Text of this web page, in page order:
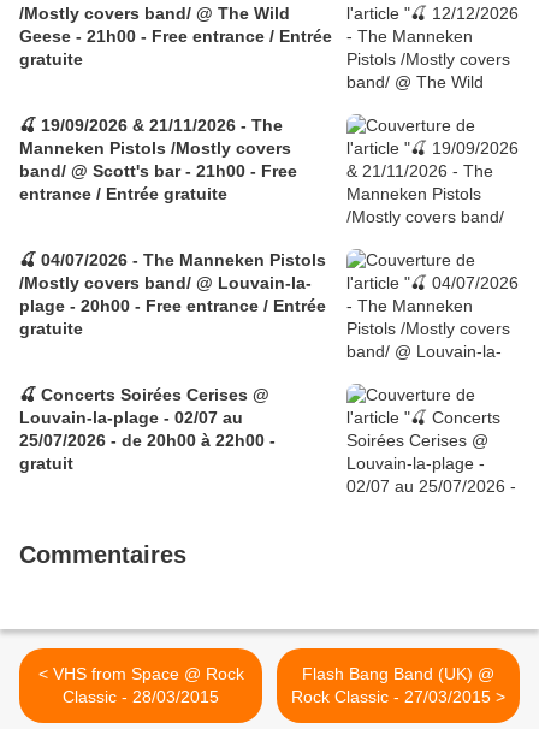
/Mostly covers band/ @ The Wild
Geese - 21h00 - Free entrance / Entrée
gratuite
🍒 19/09/2026 & 21/11/2026 - The
Manneken Pistols /Mostly covers
band/ @ Scott's bar - 21h00 - Free
entrance / Entrée gratuite
🍒 04/07/2026 - The Manneken Pistols
/Mostly covers band/ @ Louvain-la-
plage - 20h00 - Free entrance / Entrée
gratuite
🍒 Concerts Soirées Cerises @
Louvain-la-plage - 02/07 au
25/07/2026 - de 20h00 à 22h00 -
gratuit
Commentaires
< VHS from Space @ Rock
Classic - 28/03/2015
Flash Bang Band (UK) @
Rock Classic - 27/03/2015 >